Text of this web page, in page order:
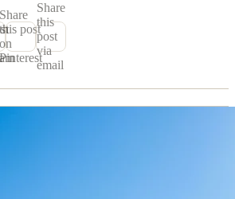
Share
this post
on
Pinterest
Share
this
post
via
email